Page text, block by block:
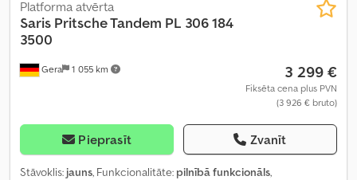
Gera 1 055 km
Platforma atvērta
Saris Pritsche Tandem PL 306 184
3500
3 299 €
Fiksēta cena plus PVN
(3 926 € bruto)
Pieprasīt Zvanīt
Stāvoklis: jauns, Funkcionalitāte: pilnībā funkcionāls,